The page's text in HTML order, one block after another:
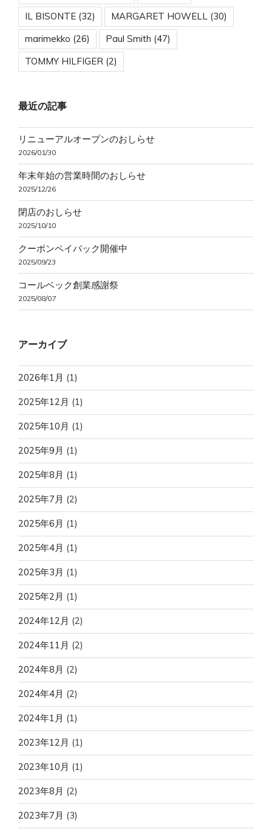
IL BISONTE (32) MARGARET HOWELL (30)
marimekko (26) Paul Smith (47)
TOMMY HILFIGER (2)
最近の記事
リニューアルオープンのおしらせ
2026/01/30
年末年始の営業時間のおしらせ
2025/12/26
閉店のおしらせ
2025/10/10
クーポンペイバック開催中
2025/09/23
コールベック創業感謝祭
2025/08/07
アーカイブ
2026年1月 (1)
2025年12月 (1)
2025年10月 (1)
2025年9月 (1)
2025年8月 (1)
2025年7月 (2)
2025年6月 (1)
2025年4月 (1)
2025年3月 (1)
2025年2月 (1)
2024年12月 (2)
2024年11月 (2)
2024年8月 (2)
2024年4月 (2)
2024年1月 (1)
2023年12月 (1)
2023年10月 (1)
2023年8月 (2)
2023年7月 (3)